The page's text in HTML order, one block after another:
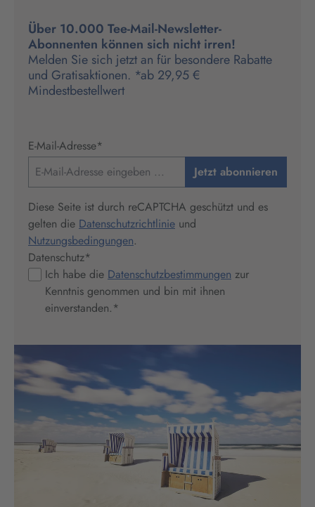
Über 10.000 Tee-Mail-Newsletter-
Abonnenten können sich nicht irren!
Melden Sie sich jetzt an für besondere Rabatte
und Gratisaktionen. *ab 29,95 €
Mindestbestellwert
E-Mail-Adresse*
Jetzt abonnieren
Diese Seite ist durch reCAPTCHA geschützt und es
gelten die Datenschutzrichtlinie und
Nutzungsbedingungen.
Datenschutz*
Ich habe die Datenschutzbestimmungen zur
Kenntnis genommen und bin mit ihnen
einverstanden.*